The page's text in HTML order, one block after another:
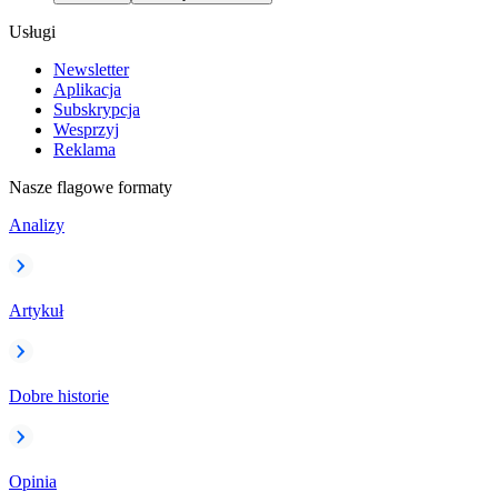
Usługi
Newsletter
Aplikacja
Subskrypcja
Wesprzyj
Reklama
Nasze flagowe formaty
Analizy
Artykuł
Dobre historie
Opinia